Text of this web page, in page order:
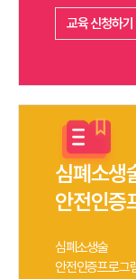
교육 신청하기
심폐소생
안전인증
심폐소생술
안전인증프로그